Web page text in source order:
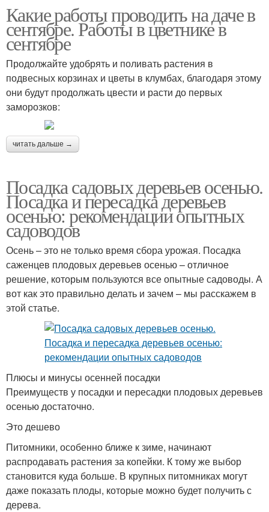
Какие работы проводить на даче в
сентябре. Работы в цветнике в
сентябре
Продолжайте удобрять и поливать растения в
подвесных корзинах и цветы в клумбах, благодаря этому
они будут продолжать цвести и расти до первых
заморозков:
читать дальше →
Посадка садовых деревьев осенью.
Посадка и пересадка деревьев
осенью: рекомендации опытных
садоводов
Осень – это не только время сбора урожая. Посадка
саженцев плодовых деревьев осенью – отличное
решение, которым пользуются все опытные садоводы. А
вот как это правильно делать и зачем – мы расскажем в
этой статье.
Плюсы и минусы осенней посадки
Преимуществ у посадки и пересадки плодовых деревьев
осенью достаточно.
Это дешево
Питомники, особенно ближе к зиме, начинают
распродавать растения за копейки. К тому же выбор
становится куда больше. В крупных питомниках могут
даже показать плоды, которые можно будет получить с
дерева.